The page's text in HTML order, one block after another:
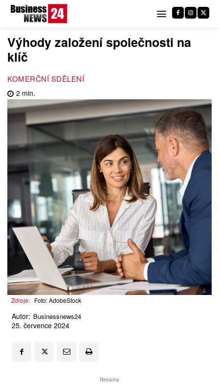
Výhody založení společnosti na
klíč
KOMERČNÍ SDĚLENÍ
2 min.
Zdroje: Foto: AdobeStock
Autor: Businessnews24
25. července 2024
Reklama